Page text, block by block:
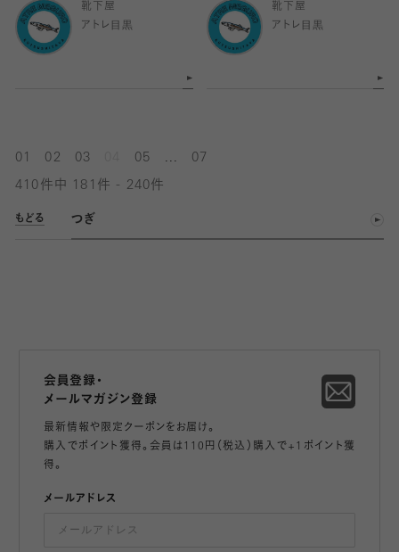
靴下屋
アトレ目黒
靴下屋
アトレ目黒
01 02 03 05 07
410件中 181件 - 240件
もどる つぎ
会員登録・
メールマガジン登録
最新情報や限定クーポンをお届け。
購入でポイント獲得。会員は110円（税込）購入で+1ポイント獲
得。
メールアドレス